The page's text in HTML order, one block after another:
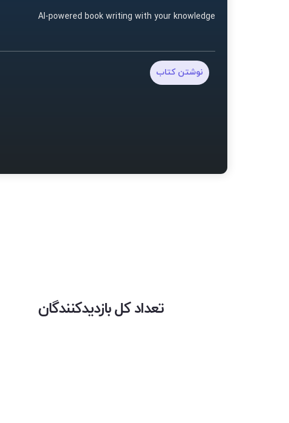
AI-powered book writing with your knowledge
نوشتن کتاب
تعداد کل بازدیدکنندگان